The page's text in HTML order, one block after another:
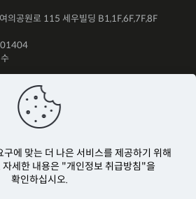
구에 맞는 더 나은 서비스를 제공하기 위해
자세한 내용은 "개인정보 취급방침"을
확인하십시오.
의공원로 115 세우빌딩 B1,1F,6F,7F,8F